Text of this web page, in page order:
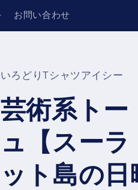
お問い合わせ
いろどりTシャツアイシー
芸術系ト
ュ【スー
ット島の日